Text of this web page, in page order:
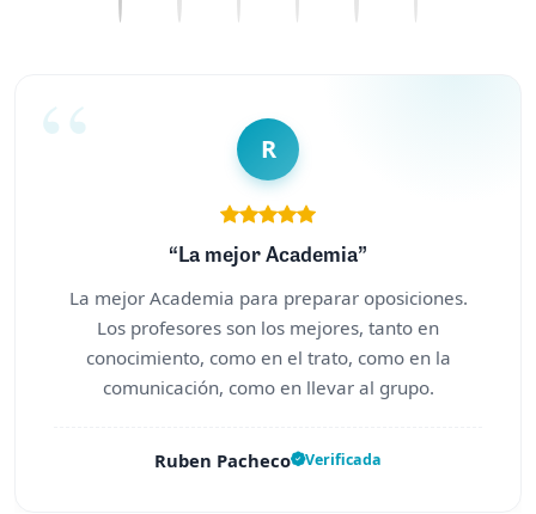
R
“La mejor Academia”
La mejor Academia para preparar oposiciones.
Los profesores son los mejores, tanto en
conocimiento, como en el trato, como en la
comunicación, como en llevar al grupo.
Ruben Pacheco Verificada